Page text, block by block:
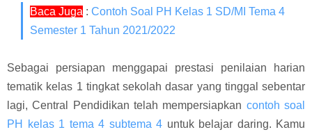
Baca Juga : Contoh Soal PH Kelas 1 SD/MI Tema 4
Semester 1 Tahun 2021/2022
Sebagai persiapan menggapai prestasi penilaian harian
tematik kelas 1 tingkat sekolah dasar yang tinggal sebentar
lagi, Central Pendidikan telah mempersiapkan contoh soal
PH kelas 1 tema 4 subtema 4 untuk belajar daring. Kamu